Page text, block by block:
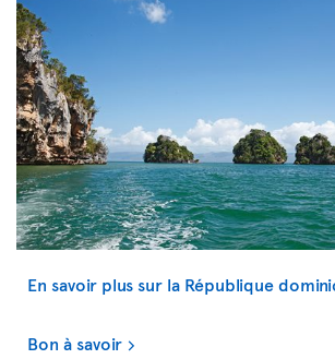
En savoir plus sur la République
Bon à savoir